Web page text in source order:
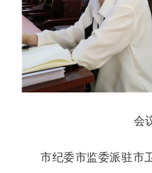
会
市纪委市监委派驻市